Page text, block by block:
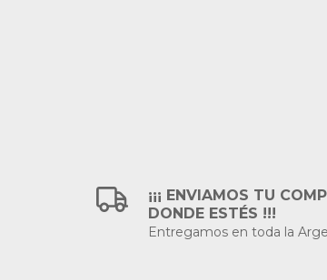
¡¡¡ ENVIAMOS TU
DONDE ESTÉS !!!
Entregamos en toda la